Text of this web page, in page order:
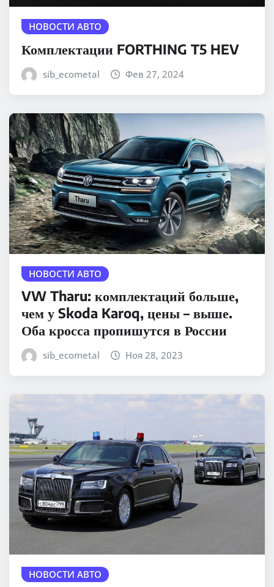
НОВОСТИ АВТО
Комплектации FORTHING T5 HEV
sib_ecometal Фев 27, 2024
НОВОСТИ АВТО
VW Tharu: комплектаций больше,
чем у Skoda Karoq, цены – выше.
Оба кросса пропишутся в России
sib_ecometal Ноя 28, 2023
НОВОСТИ АВТО